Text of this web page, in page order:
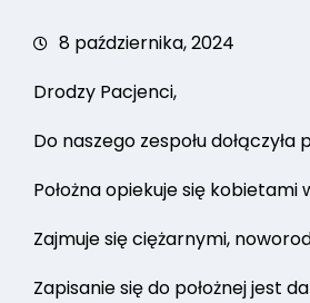
8 października, 2024
Drodzy Pacjenci,
Do naszego zespołu
Położna opiekuje się kobietami
Zajmuje się ciężarnymi,
Zapisanie się do położnej jest